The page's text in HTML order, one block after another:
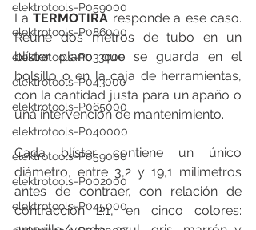
elektrotools-P059000
elektrotools-P086000
elektrotools-P033000
elektrotools-P043000
elektrotools-P065000
elektrotools-P040000
elektrotools-P059000
elektrotools-P002000
elektrotools-P045000
La TERMOTIRA responde a ese caso.
Reúne dos metros de tubo en un
blíster plano que se guarda en el
bolsillo o en la caja de herramientas,
con la cantidad justa para un apaño o
una intervención de mantenimiento.
Cada blíster contiene un único
diámetro, entre 3,2 y 19,1 milímetros
antes de contraer, con relación de
contracción 2:1, en cinco colores: